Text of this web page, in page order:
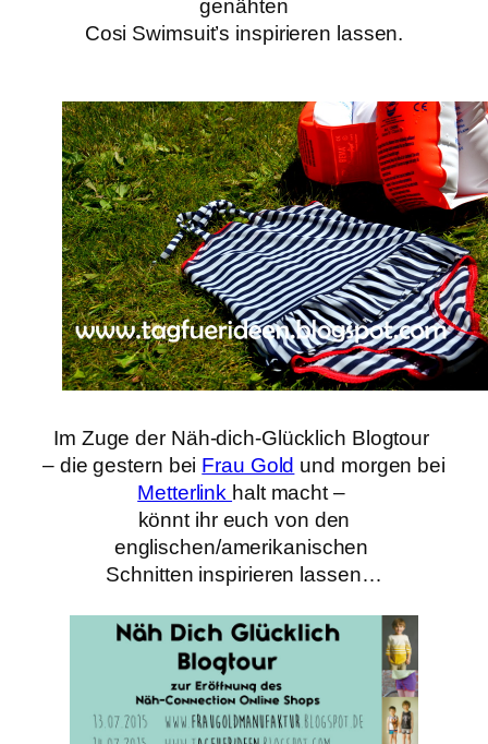
genähten
Cosi Swimsuit’s inspirieren lassen.
Im Zuge der Näh-dich-Glücklich Blogtour
– die gestern bei Frau Gold und morgen bei
Metterlink halt macht –
könnt ihr euch von den
englischen/amerikanischen
Schnitten inspirieren lassen…